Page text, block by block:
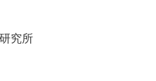
究所